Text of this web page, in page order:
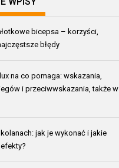
bicepsa – korzyści,
błędy
na co pomaga: wskazania,
i przeciwwskazania, także w
jak je wykonać i jakie